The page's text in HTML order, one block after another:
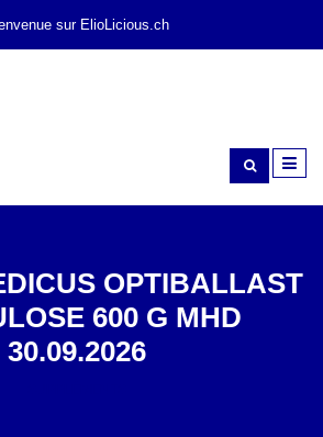
sur ElioLicious.ch
OPTIBALLAST
600 G MHD
30.09.2026